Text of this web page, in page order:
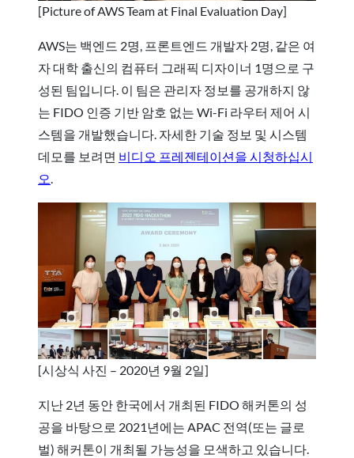
[Picture of AWS Team at Final Evaluation Day]
AWS는 백엔드 2명, 프론트엔드 개발자 2명, 같은 여
자 대학 출신의 컴퓨터 그래픽 디자이너 1명으로 구
성된 팀입니다. 이 팀은 관리자 정보를 공개하지 않
는 FIDO 인증 기반 암호 없는 Wi-Fi 라우터 제어 시
스템을 개발했습니다. 자세한 기술 정보 및 시스템
데모를 보려면 비디오 프레젠테이션을 시청하십시
오.
[시상식 사진 – 2020년 9월 2일]
지난 2년 동안 한국에서 개최된 FIDO 해커톤의 성
공을 바탕으로 2021년에는 APAC 전역(또는 글로
벌) 해커톤이 개최될 가능성을 모색하고 있습니다.